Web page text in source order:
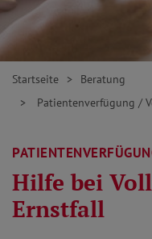
Startseite
Beratung
Patientenverfügung /
Hilfe bei
Ernstfall